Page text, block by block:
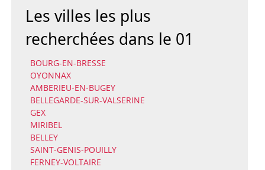
Les villes les plus
recherchées dans le 01
BOURG-EN-BRESSE
OYONNAX
AMBERIEU-EN-BUGEY
BELLEGARDE-SUR-VALSERINE
GEX
MIRIBEL
BELLEY
SAINT-GENIS-POUILLY
FERNEY-VOLTAIRE